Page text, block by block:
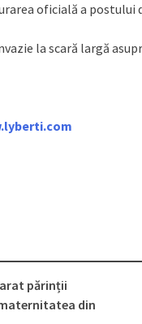
oficială a postului
la scară largă
părinții
din